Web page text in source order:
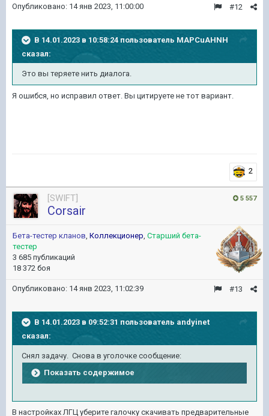
#12
Опубликовано: 14 янв 2023, 11:00:00
В 14.01.2023 в 10:58:24 пользователь MAPCuAHNH
сказал:
Это вы теряете нить диалога.
Я ошибся, но исправил ответ. Вы цитируете не тот вариант.
2
5 557
[SWIFT]
Corsair
Бета-тестер кланов, Коллекционер, Старший бета-
тестер
3 685 публикаций
18 372 боя
#13
Опубликовано: 14 янв 2023, 11:02:39
В 14.01.2023 в 09:52:31 пользователь andyinet
сказал:
Снял задачу. Снова в уголочке сообщение:
Показать содержимое
В настройках ЛГЦ уберите галочку скачивать предварительные